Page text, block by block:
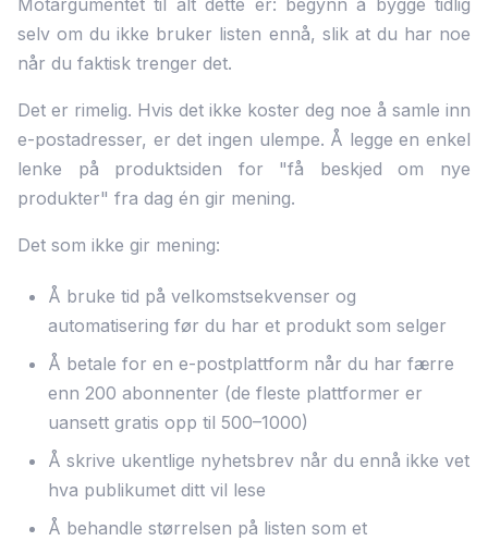
Motargumentet til alt dette er: begynn å bygge tidlig
selv om du ikke bruker listen ennå, slik at du har noe
når du faktisk trenger det.
Det er rimelig. Hvis det ikke koster deg noe å samle inn
e-postadresser, er det ingen ulempe. Å legge en enkel
lenke på produktsiden for "få beskjed om nye
produkter" fra dag én gir mening.
Det som ikke gir mening:
Å bruke tid på velkomstsekvenser og
automatisering før du har et produkt som selger
Å betale for en e-postplattform når du har færre
enn 200 abonnenter (de fleste plattformer er
uansett gratis opp til 500–1000)
Å skrive ukentlige nyhetsbrev når du ennå ikke vet
hva publikumet ditt vil lese
Å behandle størrelsen på listen som et